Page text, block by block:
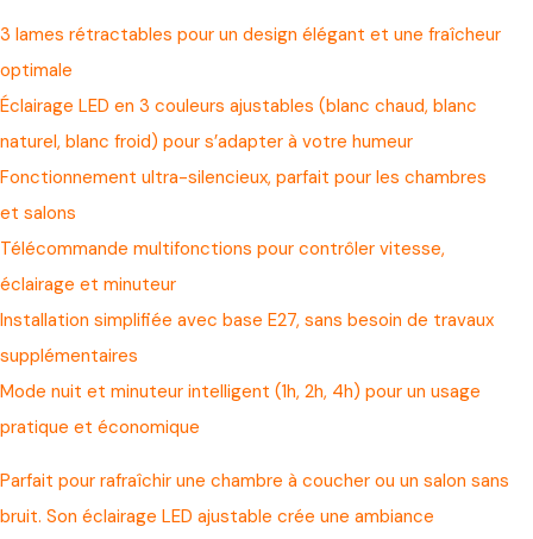
3 lames rétractables pour un design élégant et une fraîcheur
optimale
Éclairage LED en 3 couleurs ajustables (blanc chaud, blanc
naturel, blanc froid) pour s’adapter à votre humeur
Fonctionnement ultra-silencieux, parfait pour les chambres
et salons
Télécommande multifonctions pour contrôler vitesse,
éclairage et minuteur
Installation simplifiée avec base E27, sans besoin de travaux
supplémentaires
Mode nuit et minuteur intelligent (1h, 2h, 4h) pour un usage
pratique et économique
Parfait pour rafraîchir une chambre à coucher ou un salon sans
bruit. Son éclairage LED ajustable crée une ambiance